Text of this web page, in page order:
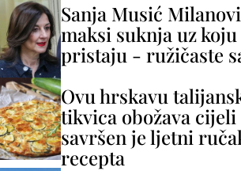
Sanja Musić
maksi suknja uz
pristaju - ružičaste
Ovu hrskavu
tikvica obožava
savršen je ljetni
recepta